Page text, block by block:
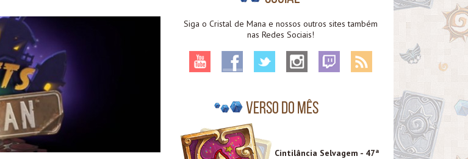
Siga o Cristal de Mana e nossos outros sites também
nas Redes Sociais!
Verso do mês
Cintilância Selvagem - 47ª